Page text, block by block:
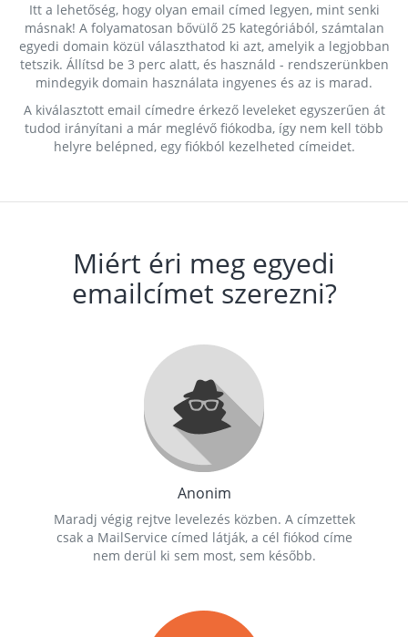
Itt a lehetőség, hogy olyan email címed legyen, mint senki
másnak! A folyamatosan bővülő 25 kategóriából, számtalan
egyedi domain közül választhatod ki azt, amelyik a legjobban
tetszik. Állítsd be 3 perc alatt, és használd - rendszerünkben
mindegyik domain használata ingyenes és az is marad.
A kiválasztott email címedre érkező leveleket egyszerűen át
tudod irányítani a már meglévő fiókodba, így nem kell több
helyre belépned, egy fiókból kezelheted címeidet.
Miért éri meg egyedi
emailcímet szerezni?
Anonim
Maradj végig rejtve levelezés közben. A címzettek
csak a MailService címed látják, a cél fiókod címe
nem derül ki sem most, sem később.